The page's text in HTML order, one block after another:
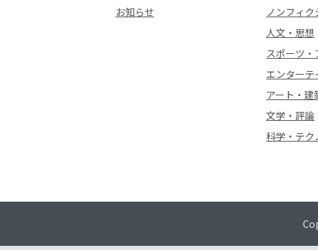
お知らせ
ノンフィク
人文・思想
スポーツ・
エンターテ
アート・建
文学・評論
科学・テク